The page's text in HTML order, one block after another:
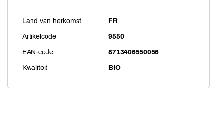
Land van herkomst FR
Artikelcode 9550
EAN-code 8713406550056
Kwaliteit BIO